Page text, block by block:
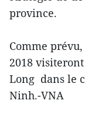
province.
Comme
2018
Long dans le
Ninh.-VNA